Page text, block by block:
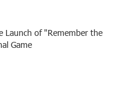
Launch of "Remember the
Game